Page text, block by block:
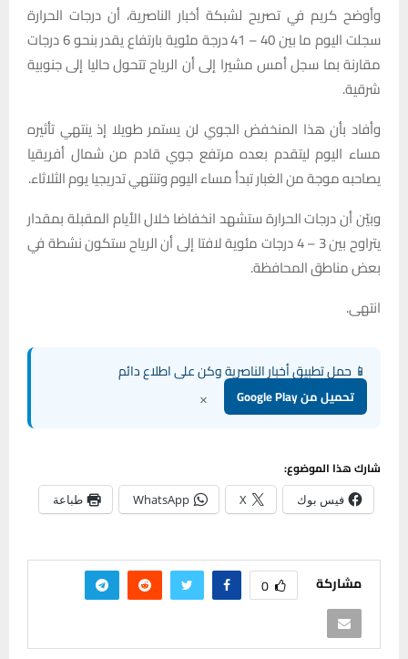
وأوضح كريم في تصريح لشبكة أخبار الناصرية، أن درجات الحرارة
سجلت اليوم ما بين 40 – 41 درجة مئوية بارتفاع يقدر بنحو 6 درجات
مقارنة بما سجل أمس مشيرا إلى أن الرياح تتحول حاليا إلى جنوبية
شرقية.
وأفاد بأن هذا المنخفض الجوي لن يستمر طويلا إذ ينتهي تأثيره
مساء اليوم ليتقدم بعده مرتفع جوي قادم من شمال أفريقيا
يصاحبه موجة من الغبار تبدأ مساء اليوم وتنتهي تدريجيا يوم الثلاثاء.
وبيّن أن درجات الحرارة ستشهد انخفاضا خلال الأيام المقبلة بمقدار
يتراوح بين 3 – 4 درجات مئوية لافتا إلى أن الرياح ستكون نشطة في
بعض مناطق المحافظة.
انتهى.
📱 حمل تطبيق أخبار الناصرية وكن على اطلاع دائم
تحميل من Google Play ×
شارك هذا الموضوع:
فيس بوك X
WhatsApp طباعة
مشاركة 0